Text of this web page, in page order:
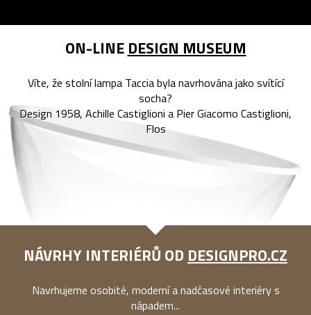
ON-LINE DESIGN MUSEUM
Víte, že stolní lampa Taccia byla navrhována jako svítící
socha?
Design 1958, Achille Castiglioni a Pier Giacomo Castiglioni,
Flos
NÁVRHY INTERIÉRŮ OD DESIGNPRO.CZ
Navrhujeme osobité, moderní a nadčasové interiéry s
nápadem...